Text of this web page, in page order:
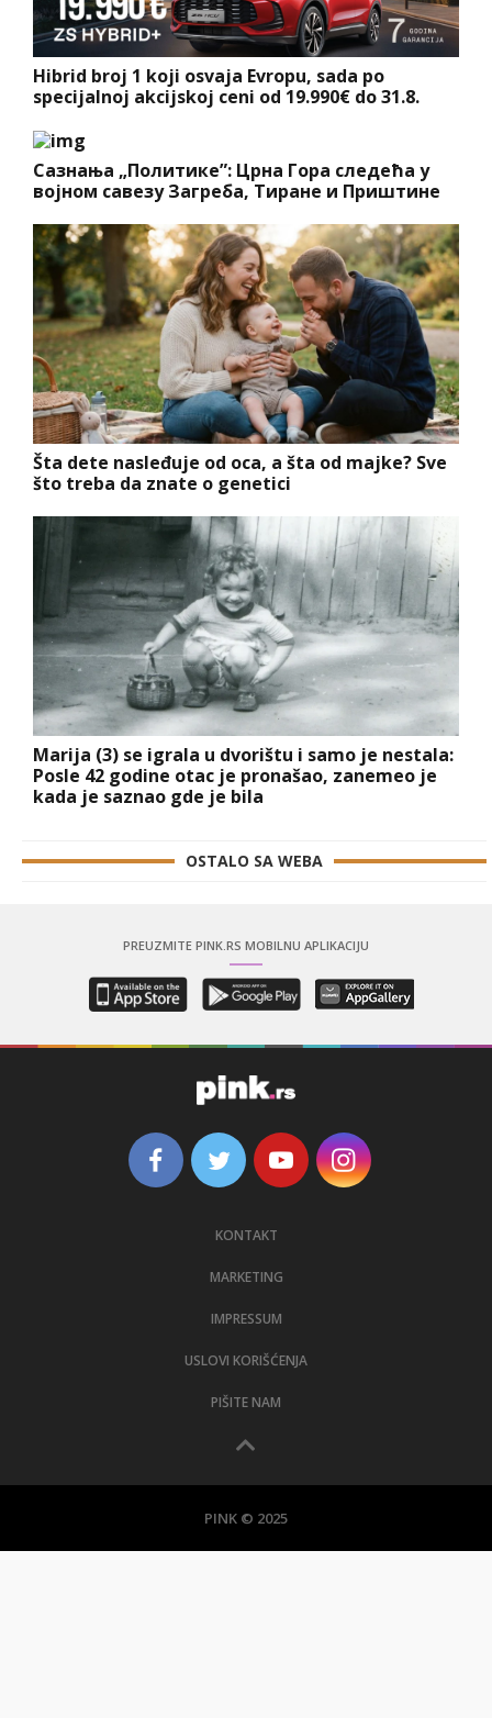
Hibrid broj 1 koji osvaja Evropu, sada po
specijalnoj akcijskoj ceni od 19.990€ do 31.8.
Сазнања „Политике”: Црна Гора следећа у
војном савезу Загреба, Тиране и Приштине
Šta dete nasleđuje od oca, a šta od majke? Sve
što treba da znate o genetici
Marija (3) se igrala u dvorištu i samo je nestala:
Posle 42 godine otac je pronašao, zanemeo je
kada je saznao gde je bila
OSTALO SA WEBA
PREUZMITE PINK.RS MOBILNU APLIKACIJU
KONTAKT
MARKETING
IMPRESSUM
USLOVI KORIŠĆENJA
PIŠITE NAM
PINK © 2025